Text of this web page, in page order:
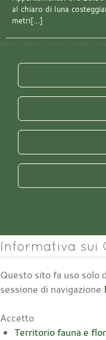
al chiaro di luna
metri[…]
Informativa sui
Questo sito fa uso solo
sessione di navigazione
Accetto
Territorio fauna e